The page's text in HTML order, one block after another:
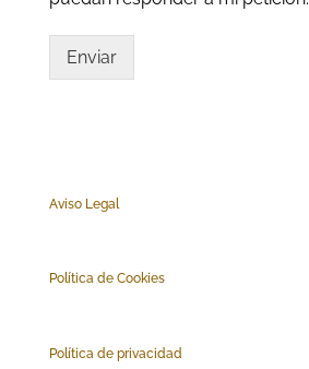
Enviar
Aviso Legal
Política de Cookies
Política de privacidad